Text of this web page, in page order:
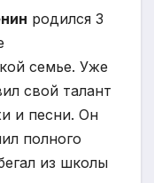
родился 3
семье. Уже
свой талант
и песни. Он
полного
из школы